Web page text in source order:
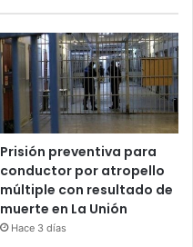
Prisión preventiva para
conductor por atropello
múltiple con resultado de
muerte en La Unión
Hace 3 días